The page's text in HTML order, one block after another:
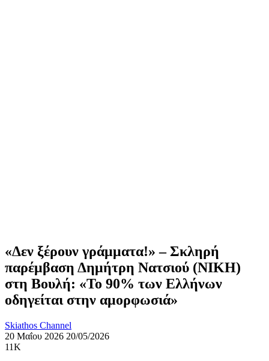
«Δεν ξέρουν γράμματα!» – Σκληρή
παρέμβαση Δημήτρη Νατσιού (ΝΙΚΗ)
στη Βουλή: «Το 90% των Ελλήνων
οδηγείται στην αμορφωσιά»
Skiathos Channel
20 Μαΐου 2026 20/05/2026
11K